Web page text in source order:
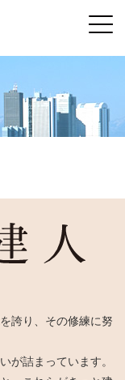
誇り、その修練に努
が詰まっています。